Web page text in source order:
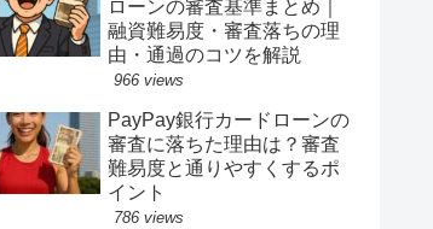
ローンの審査基準まとめ｜
融資難易度・審査落ちの理
由・通過のコツを解説
966 views
PayPay銀行カードローンの
審査に落ちた理由は？審査
難易度と通りやすくするポ
イント
786 views